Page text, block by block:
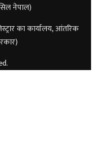
नेपाल)
का कार्यालय, आंतरिक